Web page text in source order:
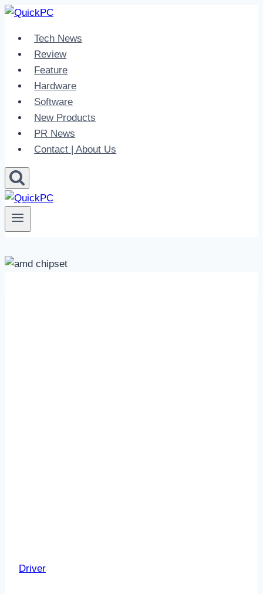
Skip
contentTech News
Review
Feature
Hardware
Software
New Products
PR News
Contact | About Us
Driver